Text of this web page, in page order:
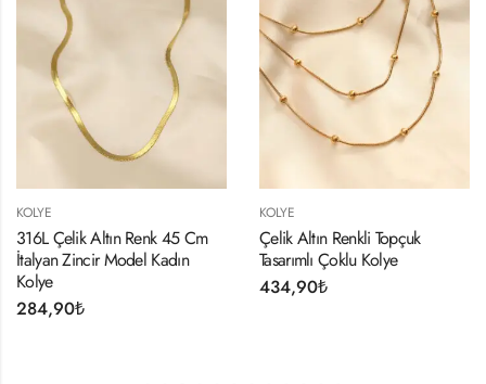
KOLYE
316L Çelik Altın Renk 45 Cm
İtalyan Zincir Model Kadın
Kolye
284,90₺
KOLYE
Çelik Altın Renkli Topçuk
Tasarımlı Çoklu Kolye
434,90₺